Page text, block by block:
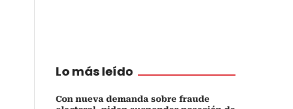
Lo más leído
Con nueva demanda sobre fraude